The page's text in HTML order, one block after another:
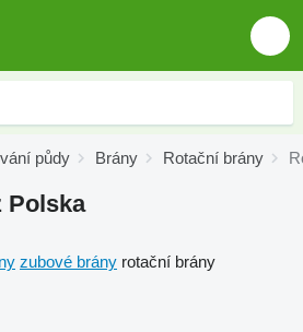
půdy Brány Rotační brány
Polska
zubové brány rotační brány